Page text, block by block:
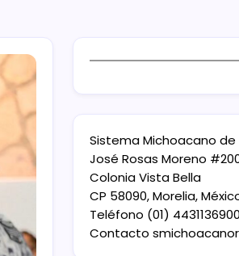
Sistema Michoacano de
José Rosas Moreno
Colonia Vista Bella
CP 58090, Morelia,
Teléfono (01) 4431136900
Contacto